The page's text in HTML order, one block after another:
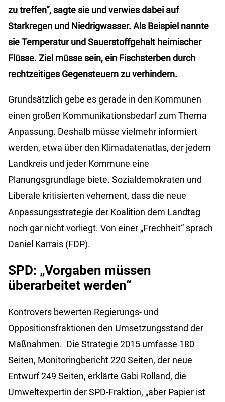
zu treffen“, sagte sie und verwies dabei auf
Starkregen und Niedrigwasser. Als Beispiel nannte
sie Temperatur und Sauerstoffgehalt heimischer
Flüsse. Ziel müsse sein, ein Fischsterben durch
rechtzeitiges Gegensteuern zu verhindern.
Grundsätzlich gebe es gerade in den Kommunen
einen großen Kommunikationsbedarf zum Thema
Anpassung. Deshalb müsse vielmehr informiert
werden, etwa über den Klimadatenatlas, der jedem
Landkreis und jeder Kommune eine
Planungsgrundlage biete. Sozialdemokraten und
Liberale kritisierten vehement, dass die neue
Anpassungsstrategie der Koalition dem Landtag
noch gar nicht vorliegt. Von einer „Frechheit“ sprach
Daniel Karrais (FDP).
SPD: „Vorgaben müssen
überarbeitet werden“
Kontrovers bewerten Regierungs- und
Oppositionsfraktionen den Umsetzungsstand der
Maßnahmen. Die Strategie 2015 umfasse 180
Seiten, Monitoringbericht 220 Seiten, der neue
Entwurf 249 Seiten, erklärte Gabi Rolland, die
Umweltexpertin der SPD-Fraktion, „aber Papier ist